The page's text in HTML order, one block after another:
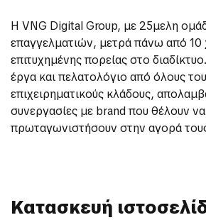
Η VNG Digital Group, με 25μελη
επαγγελματιών, μετρά πάνω από 10
επιτυχημένης πορείας στο
έργα και πελατολόγιο από όλους
επιχειρηματικούς κλάδους,
συνεργασίες με brand που θέλουν να
πρωταγωνιστήσουν στην αγορά
Κατασκευή